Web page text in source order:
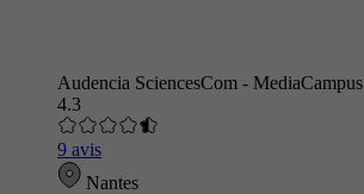
Audencia SciencesCom - MediaCampus
4.3
9 avis
Nantes